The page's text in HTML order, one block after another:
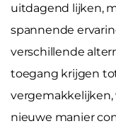
uitdagend lijken,
spannende
verschillende
toegang krijgen
vergemakkelijken,
nieuwe manier